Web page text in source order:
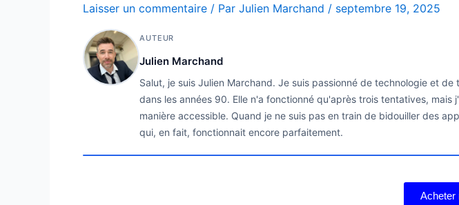
Laisser un commentaire / Par Julien Marchand / septembre 19, 2025
AUTEUR
Julien Marchand
Salut, je suis Julien Marchand. Je suis passionné de technologie et
dans les années 90. Elle n'a fonctionné qu'après trois tentatives,
manière accessible. Quand je ne suis pas en train de bidouiller des
qui, en fait, fonctionnait encore parfaitement.
Acheter